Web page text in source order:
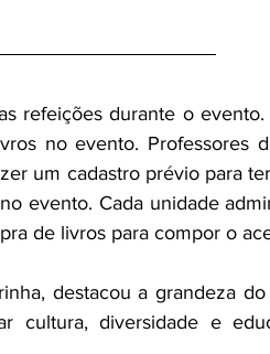
refeições durante o
no evento. Professores
um cadastro prévio para
evento. Cada unidade
de livros para compor o
destacou a grandeza
cultura, diversidade e